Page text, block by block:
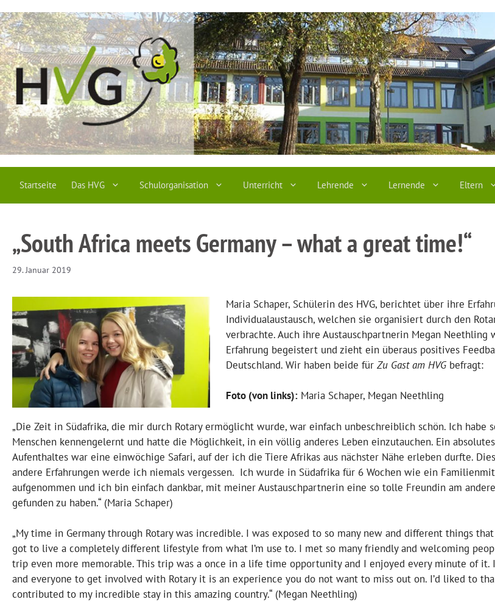
Inhalt
springen
Startseite Das HVG Schulorganisation Unterricht Lehrende Lernende Eltern
„South Africa meets Germany – what a great time!“
29. Januar 2019
Maria Schaper, Schülerin des HVG, berichtet über ihre
Individualaustausch, welchen sie organisiert durch den
verbrachte. Auch ihre Austauschpartnerin Megan Neethling
Erfahrung begeistert und zieht ein überaus positives
Deutschland. Wir haben beide für Zu Gast am HVGbefragt:
Foto (von links):Maria Schaper, Megan Neethling
„Die Zeit in Südafrika, die mir durch Rotary ermöglicht wurde, war einfach unbeschreiblich schön. Ich habe
Menschen kennengelernt und hatte die Möglichkeit, in ein völlig anderes Leben einzutauchen. Ein
Aufenthaltes war eine einwöchige Safari, auf der ich die Tiere Afrikas aus nächster Nähe erleben durfte.
andere Erfahrungen werde ich niemals vergessen. Ich wurde in Südafrika für 6 Wochen wie ein
aufgenommen und ich bin einfach dankbar, mit meiner Austauschpartnerin eine so tolle Freundin am
gefunden zu haben.“ (Maria Schaper)
„My time in Germany through Rotary was incredible. I was exposed to so many new and different things
got to live a completely different lifestyle from what I’m use to. I met so many friendly and welcoming
trip even more memorable. This trip was a once in a life time opportunity and I enjoyed every minute of it.
and everyone to get involved with Rotary it is an experience you do not want to miss out on. I’d liked to
contributed to my incredible stay in this amazing country.“ (Megan Neethling)